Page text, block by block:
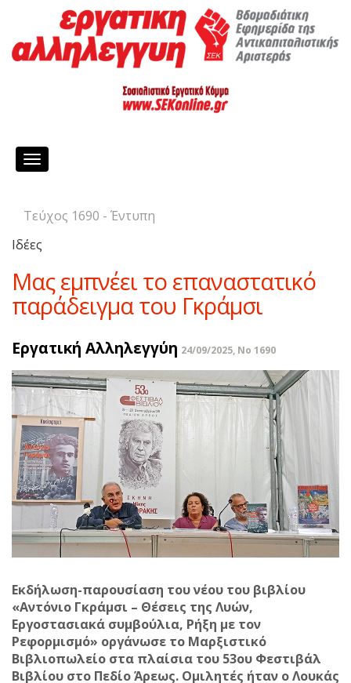
Toggle
Τεύχος 1690 - Έντυπη
Ιδέες
Μας εμπνέει το επαναστατικό
παράδειγμα του Γκράμσι
Εργατική Αλληλεγγύη 24/09/2025, No 1690
Εκδήλωση-παρουσίαση του νέου του βιβλίου
«Αντόνιο Γκράμσι – Θέσεις της Λυών,
Εργοστασιακά συμβούλια, Ρήξη με τον
Ρεφορμισμό» οργάνωσε το Μαρξιστικό
Βιβλιοπωλείο στα πλαίσια του 53ου Φεστιβάλ
Βιβλίου στο Πεδίο Άρεως. Ομιλητές ήταν ο Λουκάς